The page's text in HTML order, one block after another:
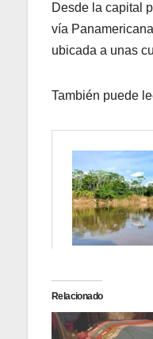
Desde la capital
vía
ubicada a unas
También puede
Relacionado